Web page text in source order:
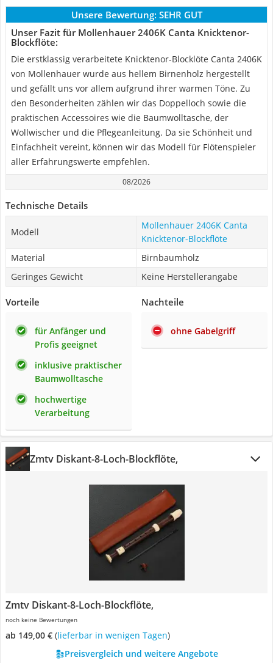
Unsere Bewertung: SEHR GUT
Unser Fazit für Mollenhauer 2406K Canta Knicktenor-
Blockflöte:
Die erstklassig verarbeitete Knicktenor-Blocklöte Canta 2406K
von Mollenhauer wurde aus hellem Birnenholz hergestellt
und gefällt uns vor allem aufgrund ihrer warmen Töne. Zu
den Besonderheiten zählen wir das Doppelloch sowie die
praktischen Accessoires wie die Baumwolltasche, der
Wollwischer und die Pflegeanleitung. Da sie Schönheit und
Einfachheit vereint, können wir das Modell für Flötenspieler
aller Erfahrungswerte empfehlen.
08/2026
Technische Details
Modell
Mollenhauer 2406K Canta
Knicktenor-Blockflöte
Material
Birnbaumholz
Geringes Gewicht
Keine Herstellerangabe
Vorteile
für Anfänger und
Profis geeignet
inklusive praktischer
Baumwolltasche
hochwertige
Verarbeitung
Nachteile
ohne Gabelgriff
Zmtv Diskant-8-Loch-Blockflöte,
Zmtv Diskant-8-Loch-Blockflöte,
noch keine Bewertungen
ab 149,00 € ( Lieferbar in wenigen Tagen)
Preisvergleich und weitere Angebote